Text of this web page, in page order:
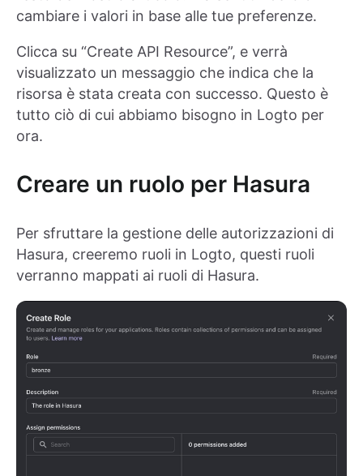
cambiare i valori in base alle tue preferenze.
Clicca su “Create API Resource”, e verrà
visualizzato un messaggio che indica che la
risorsa è stata creata con successo. Questo è
tutto ciò di cui abbiamo bisogno in Logto per
ora.
Creare un ruolo per Hasura
Per sfruttare la gestione delle autorizzazioni di
Hasura, creeremo ruoli in Logto, questi ruoli
verranno mappati ai ruoli di Hasura.